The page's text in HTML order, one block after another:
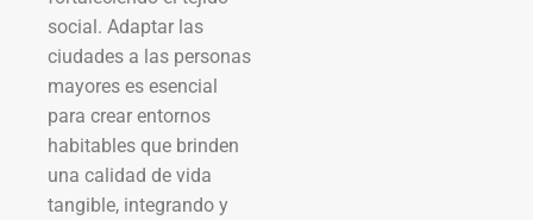
social. Adaptar las
ciudades a las personas
mayores es esencial
para crear entornos
habitables que brinden
una calidad de vida
tangible, integrando y